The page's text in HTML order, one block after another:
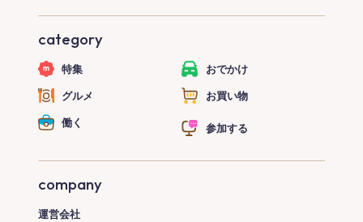
category
特集 おでかけ
グルメ お買い物
働く 参加する
company
運営会社